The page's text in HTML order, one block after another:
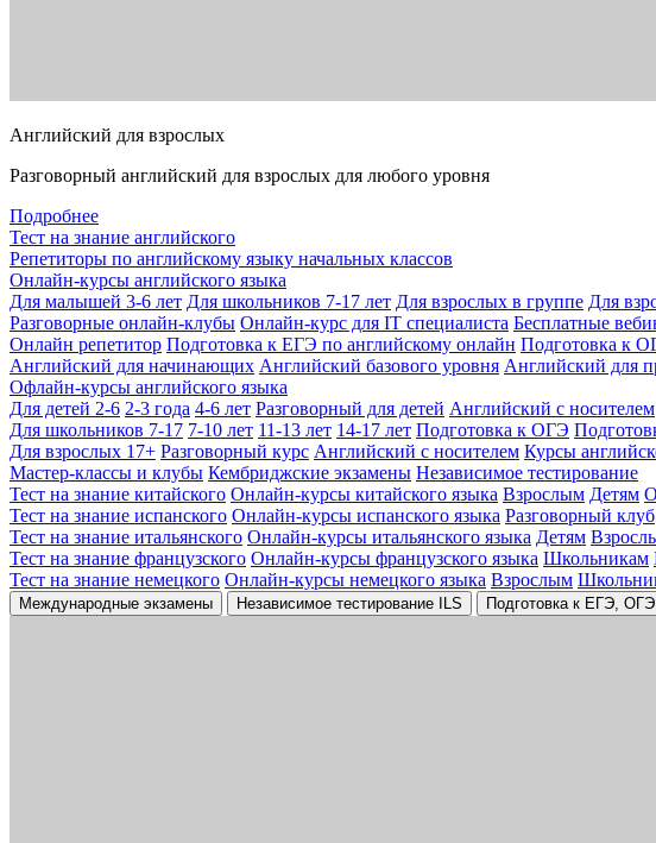
Английский для взрослых
Разговорный английский для взрослых для любого уровня
Подробнее
Тест на знание английского
Репетиторы по английскому языку начальных классов
Онлайн-курсы английского языка
Для малышей 3-6 лет Для школьников 7-17 лет Для взрослых в группе Для
Разговорные онлайн-клубы Онлайн-курс для IT специалиста Бесплатные
Онлайн репетитор Подготовка к ЕГЭ по английскому онлайн Подготовка к
Английский для начинающих Английский базового уровня Английский для
Офлайн-курсы английского языка
Для детей 2-6 2-3 года 4-6 лет Разговорный для детей Английский с носителем
Для школьников 7-17 7-10 лет 11-13 лет 14-17 лет Подготовка к ОГЭ
Для взрослых 17+ Разговорный курс Английский с носителем Курсы
Мастер-классы и клубы Кембриджские экзамены Независимое тестирование
Тест на знание китайского Онлайн-курсы китайского языка Взрослым Детям
Тест на знание испанского Онлайн-курсы испанского языка Разговорный клуб
Тест на знание итальянского Онлайн-курсы итальянского языка Детям
Тест на знание французского Онлайн-курсы французского языка Школьникам
Тест на знание немецкого Онлайн-курсы немецкого языка Взрослым
Международные экзамены Независимое тестирование ILS Подготовка к ЕГЭ, ОГЭ